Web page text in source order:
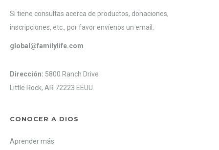
Si tiene consultas acerca de productos, donaciones,
inscripciones, etc., por favor envíenos un email:
global@familylife.com
Dirección: 5800 Ranch Drive
Little Rock, AR 72223 EEUU
CONOCER A DIOS
Aprender más